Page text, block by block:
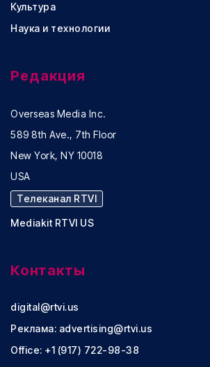
Культура
Наука и технологии
Редакция
Overseas Media Inc.
589 8th Ave., 7th Floor
New York, NY 10018
USA
Телеканал RTVI
Mediakit RTVI US
Контакты
digital@rtvi.us
Реклама: advertising@rtvi.us
Office: +1 (917) 722-98-38